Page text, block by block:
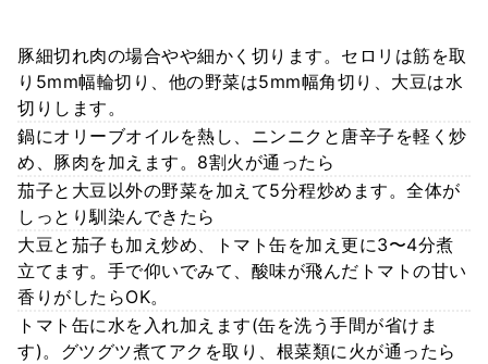
豚細切れ肉の場合やや細かく切ります。セロリは筋を取
り5mm幅輪切り、他の野菜は5mm幅角切り、大豆は水
切りします。
鍋にオリーブオイルを熱し、ニンニクと唐辛子を軽く炒
め、豚肉を加えます。8割火が通ったら
茄子と大豆以外の野菜を加えて5分程炒めます。全体が
しっとり馴染んできたら
大豆と茄子も加え炒め、トマト缶を加え更に3〜4分煮
立てます。手で仰いでみて、酸味が飛んだトマトの甘い
香りがしたらOK。
トマト缶に水を入れ加えます(缶を洗う手間が省けま
す)。グツグツ煮てアクを取り、根菜類に火が通ったら